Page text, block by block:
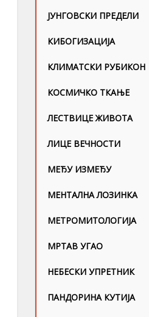
ЈУНГОВСKИ ПРЕДЕЛИ
КИБОГИЗАЦИЈА
КЛИМАТСКИ РУБИКОН
КОСМИЧКО ТКАЊЕ
ЛЕСТВИЦЕ ЖИВОТА
ЛИЦЕ ВЕЧНОСТИ
МЕЂУ ИЗМЕЂУ
МЕНТАЛНА ЛОЗИНКА
МЕТРОМИТОЛОГИЈА
МРТАВ УГАО
НЕБЕСКИ УПРЕТНИК
ПАНДОРИНА КУТИЈА